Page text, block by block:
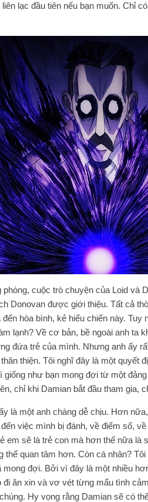
lạc đầu tiên nếu bạn muốn. Chỉ
cuộc trò chuyện của Loid và
Donovan được giới thiệu. Tất cả
hòa bình, kẻ hiếu chiến này.
lạnh? Về cơ bản, bề ngoài anh ta
đứa trẻ của mình. Nhưng anh ấy
thiện. Tôi nghĩ đây là một quyết
giống như bạn mong đợi từ một
chỉ khi Damian bắt đầu tham gia,
là một anh chàng dễ chịu. Hơn
việc mình bị đánh, về điểm số,
em sẽ là trẻ con mà hơn thế nữa
thể quan tâm hơn. Còn cá nhân?
mong đợi. Bởi vì đây là một nhiều
ăn xin và vơ vét từng mẩu tình
Hy vọng rằng Damian sẽ có